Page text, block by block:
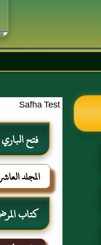
بسم
Safha Test
فتح
المجلد
كتاب